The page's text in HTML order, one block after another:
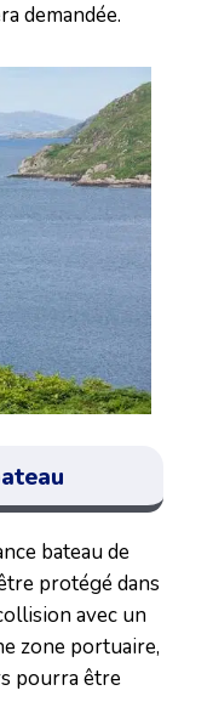
demandée.
bateau de
protégé dans
avec un
zone portuaire,
pourra être